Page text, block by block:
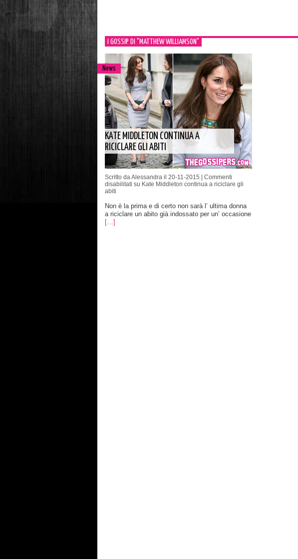
I GOSSIP DI "MATTHEW WILLIAMSON"
News
KATE MIDDLETON CONTINUA A
RICICLARE GLI ABITI
Scritto da Alessandra il 20-11-2015 | Commenti
disabilitati su Kate Middleton continua a riciclare gli
abiti
Non è la prima e di certo non sarà l’ ultima donna
a riciclare un abito già indossato per un’ occasione
[…]